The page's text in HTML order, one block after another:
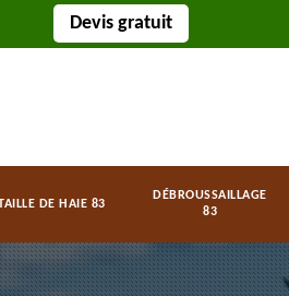
Devis gratuit
DE HAIE 83
DÉBROUSSAILLAGE
83